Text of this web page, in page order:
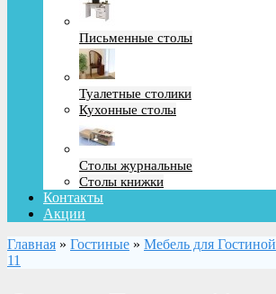
Письменные столы
Туалетные столики
Кухонные столы
Столы журнальные
Столы книжки
Контакты
Акции
Главная » Гостиные » Мебель для Гостиной
11